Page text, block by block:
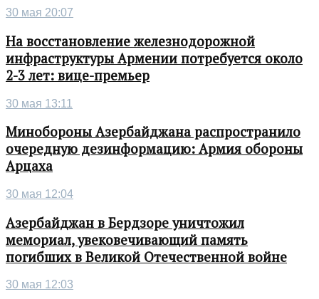
30 мая 20:07
На восстановление железнодорожной
инфраструктуры Армении потребуется около
2-3 лет: вице-премьер
30 мая 13:11
Минобороны Азербайджана распространило
очередную дезинформацию: Армия обороны
Арцаха
30 мая 12:04
Азербайджан в Бердзоре уничтожил
мемориал, увековечивающий память
погибших в Великой Отечественной войне
30 мая 12:03